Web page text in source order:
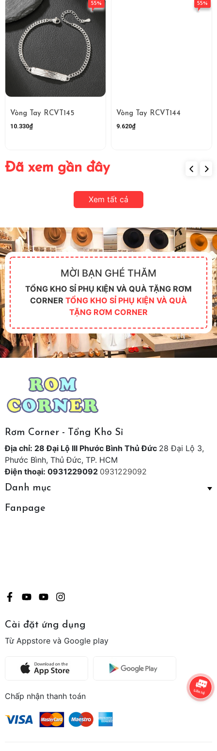
55%
Vòng Tay RCVT145
10.330₫
55%
Vòng Tay RCVT144
9.620₫
Đã xem gần đây
Xem tất cả
MỜI BẠN GHÉ THĂM
TỔNG KHO SỈ PHỤ KIỆN VÀ QUÀ TẶNG RƠM
CORNER TỔNG KHO SỈ PHỤ KIỆN VÀ QUÀ
TẶNG RƠM CORNER
Rơm Corner - Tổng Kho Sỉ
Địa chỉ: 28 Đại Lộ III Phước Bình Thủ Đức 28 Đại Lộ 3,
Phước Bình, Thủ Đức, TP. HCM
Điện thoại: 0931229092 0931229092
Danh mục
Fanpage
Cài đặt ứng dụng
Từ Appstore và Google play
Chấp nhận thanh toán